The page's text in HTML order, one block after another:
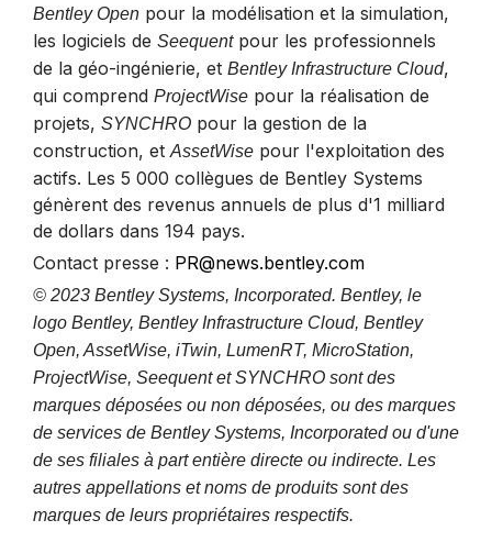
Bentley Open pour la modélisation et la simulation,
les logiciels de Seequentpour les professionnels
de la géo-ingénierie, et Bentley Infrastructure Cloud,
qui comprend ProjectWise pour la réalisation de
projets, SYNCHRO pour la gestion de la
construction, et AssetWise pour l'exploitation des
actifs. Les 5 000 collègues de Bentley Systems
génèrent des revenus annuels de plus d'1 milliard
de dollars dans 194 pays.
Contact presse : PR@news.bentley.com
© 2023 Bentley Systems, Incorporated. Bentley, le
logo Bentley, Bentley Infrastructure Cloud, Bentley
Open, AssetWise, iTwin, LumenRT, MicroStation,
ProjectWise, Seequent et SYNCHRO sont des
marques déposées ou non déposées, ou des marques
de services de Bentley Systems, Incorporated ou d'une
de ses filiales à part entière directe ou indirecte. Les
autres appellations et noms de produits sont des
marques de leurs propriétaires respectifs.